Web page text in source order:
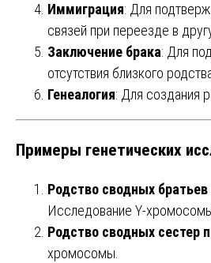
Иммиграция: Для
связей при переезде в
Заключение брака: Для
отсутствия близкого
Генеалогия: Для создания
Примеры генетических
Родство сводных братьев
Исследование Y-
Родство сводных сестер
хромосомы.